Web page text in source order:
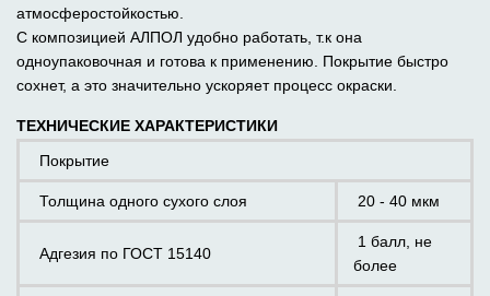
атмосферостойкостью.
С композицией АЛПОЛ удобно работать, т.к она
одноупаковочная и готова к применению. Покрытие быстро
сохнет, а это значительно ускоряет процесс окраски.
ТЕХНИЧЕСКИЕ ХАРАКТЕРИСТИКИ
Покрытие
Толщина одного сухого слоя 20 - 40 мкм
Адгезия по ГОСТ 15140
1 балл, не
более